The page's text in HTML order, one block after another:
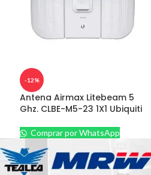
-12%
Antena Airmax Litebeam 5
Ghz. CLBE-M5-23 1X1 Ubiquiti
Comprar por WhatsApp